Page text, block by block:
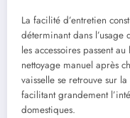
La facilité d’entretien
déterminant dans
les accessoires passent
nettoyage manuel après
vaisselle se retrouve sur
facilitant grandement
domestiques.